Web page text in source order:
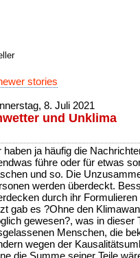
stories
8. Juli 2021
und Unklima
haben ja häufig die
führe oder für etwas
und so. Die
werden überdeckt.
durch ihr
gab es ?Ohne den
gewesen?, was in dieser
Menschen, die
wegen der
die Summe seiner Teile